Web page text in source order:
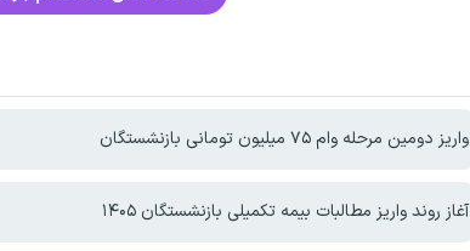
واریز دومین مرحله وام ۷۵ میلیون تومانی بازنشستگان
آغاز روند واریز مطالبات بیمه تکمیلی بازنشستگان ۱۴۰۵